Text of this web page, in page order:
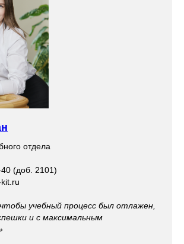
отдела
(доб. 2101)
учебный процесс был отлажен,
и с максимальным